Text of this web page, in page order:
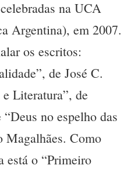
na UCA
Argentina), em 2007.
os escritos:
de José C.
Literatura”, de
no espelho das
Magalhães. Como
está o “Primeiro